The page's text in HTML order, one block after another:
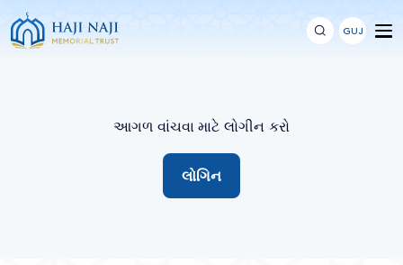
GUJ
આગળ વાંચવા માટે લોગીન કરો
લોગિન